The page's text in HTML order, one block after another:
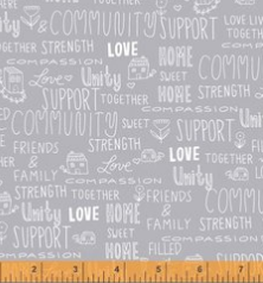
TOEVOEGEN AAN WINKELWAGEN